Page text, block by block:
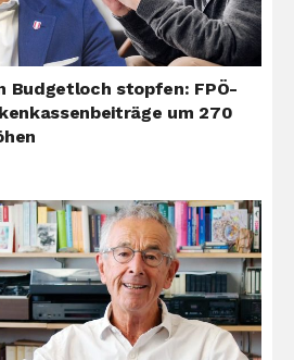
Budgetloch stopfen: FPÖ-
um 270